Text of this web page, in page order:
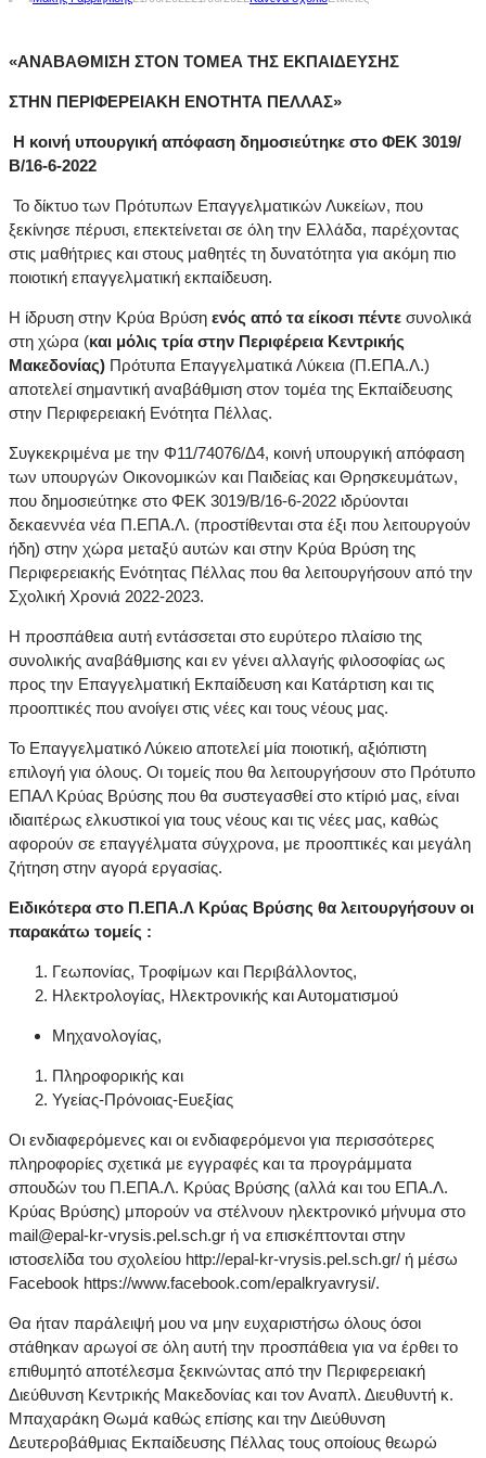
«ΑΝΑΒΑΘΜΙΣΗ ΣΤΟΝ ΤΟΜΕΑ ΤΗΣ ΕΚΠΑΙΔΕΥΣΗΣ
ΣΤΗΝ ΠΕΡΙΦΕΡΕΙΑΚΗ ΕΝΟΤΗΤΑ ΠΕΛΛΑΣ»
Η κοινή υπουργική απόφαση δημοσιεύτηκε στο ΦΕΚ 3019/
Β/16-6-2022
Το δίκτυο των Πρότυπων Επαγγελματικών Λυκείων, που
ξεκίνησε πέρυσι, επεκτείνεται σε όλη την Ελλάδα, παρέχοντας
στις μαθήτριες και στους μαθητές τη δυνατότητα για ακόμη πιο
ποιοτική επαγγελματική εκπαίδευση.
Η ίδρυση στην Κρύα Βρύση ενός από τα είκοσι πέντε συνολικά
στη χώρα (και μόλις τρία στην Περιφέρεια Κεντρικής
Μακεδονίας) Πρότυπα Επαγγελματικά Λύκεια (Π.ΕΠΑ.Λ.)
αποτελεί σημαντική αναβάθμιση στον τομέα της Εκπαίδευσης
στην Περιφερειακή Ενότητα Πέλλας.
Συγκεκριμένα με την Φ11/74076/Δ4, κοινή υπουργική απόφαση
των υπουργών Οικονομικών και Παιδείας και Θρησκευμάτων,
που δημοσιεύτηκε στο ΦΕΚ 3019/Β/16-6-2022 ιδρύονται
δεκαεννέα νέα Π.ΕΠΑ.Λ. (προστίθενται στα έξι που λειτουργούν
ήδη) στην χώρα μεταξύ αυτών και στην Κρύα Βρύση της
Περιφερειακής Ενότητας Πέλλας που θα λειτουργήσουν από την
Σχολική Χρονιά 2022-2023.
Η προσπάθεια αυτή εντάσσεται στο ευρύτερο πλαίσιο της
συνολικής αναβάθμισης και εν γένει αλλαγής φιλοσοφίας ως
προς την Επαγγελματική Εκπαίδευση και Κατάρτιση και τις
προοπτικές που ανοίγει στις νέες και τους νέους μας.
Το Επαγγελματικό Λύκειο αποτελεί μία ποιοτική, αξιόπιστη
επιλογή για όλους. Οι τομείς που θα λειτουργήσουν στο Πρότυπο
ΕΠΑΛ Κρύας Βρύσης που θα συστεγασθεί στο κτίριό μας, είναι
ιδιαιτέρως ελκυστικοί για τους νέους και τις νέες μας, καθώς
αφορούν σε επαγγέλματα σύγχρονα, με προοπτικές και μεγάλη
ζήτηση στην αγορά εργασίας.
Ειδικότερα στο Π.ΕΠΑ.Λ Κρύας Βρύσης θα λειτουργήσουν οι
παρακάτω τομείς :
Γεωπονίας, Τροφίμων και Περιβάλλοντος,
Ηλεκτρολογίας, Ηλεκτρονικής και Αυτοματισμού
Μηχανολογίας,
Πληροφορικής και
Υγείας-Πρόνοιας-Ευεξίας
Οι ενδιαφερόμενες και οι ενδιαφερόμενοι για περισσότερες
πληροφορίες σχετικά με εγγραφές και τα προγράμματα
σπουδών του Π.ΕΠΑ.Λ. Κρύας Βρύσης (αλλά και του ΕΠΑ.Λ.
Κρύας Βρύσης) μπορούν να στέλνουν ηλεκτρονικό μήνυμα στο
mail@epal-kr-vrysis.pel.sch.gr ή να επισκέπτονται στην
ιστοσελίδα του σχολείου http://epal-kr-vrysis.pel.sch.gr/ ή μέσω
Facebook https://www.facebook.com/epalkryavrysi/.
Θα ήταν παράλειψή μου να μην ευχαριστήσω όλους όσοι
στάθηκαν αρωγοί σε όλη αυτή την προσπάθεια για να έρθει το
επιθυμητό αποτέλεσμα ξεκινώντας από την Περιφερειακή
Διεύθυνση Κεντρικής Μακεδονίας και τον Αναπλ. Διευθυντή κ.
Μπαχαράκη Θωμά καθώς επίσης και την Διεύθυνση
Δευτεροβάθμιας Εκπαίδευσης Πέλλας τους οποίους θεωρώ